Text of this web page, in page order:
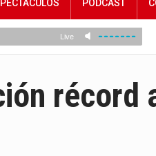
PODCAST
récord